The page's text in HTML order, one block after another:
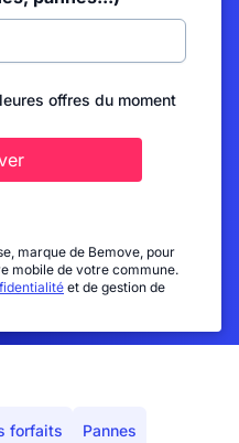
offres du moment
marque de Bemove, pour
mobile de votre commune.
et de gestion de
forfaits Pannes